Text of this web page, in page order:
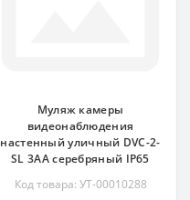
Муляж камеры
видеонаблюдения
настенный уличный DVC-2-
SL 3АА серебряный IP65
Код товара: УТ-00010288